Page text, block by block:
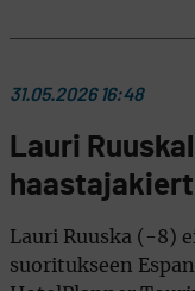
31.05.2026 16:48
Lauri
Lauri Ruuska (-8)
suoritukseen